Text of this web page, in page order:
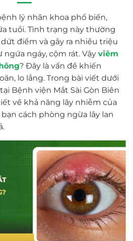
lý nhãn khoa phổ biến,
tuổi. Tình trạng này thường
điểm và gây ra nhiều triệu
ngáy, cộm rát. Vậy viêm
? Đây là vấn đề khiến
lo lắng. Trong bài viết dưới
Bệnh viện Mắt Sài Gòn Biên
về khả năng lây nhiễm của
cách phòng ngừa lây lan